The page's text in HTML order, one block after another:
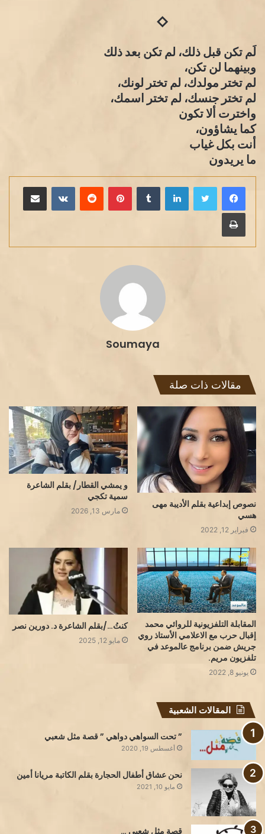
◇
لَم تكن قبل ذلك، لم تكن بعد ذلك
وبينهما لن تكن،
لم تختر مولدك، لم تختر لونك،
لم تختر جنسك، لم تختر اسمك،
واخترت ألا تكون
كما يشاؤون،
أنت بكل غياب
ما يريدون
لينكدإن بينتيريست مشاركة عبر البريد
طباعة
Soumaya
مقالات ذات صلة
نصوص إبداعية بقلم الأديبة مهى
هسي
فبراير 12, 2022
و يمشي القطار/ بقلم الشاعرة
سمية تكجي
مارس 13, 2026
المقابلة التلفزيونية للروائي محمد
إقبال حرب مع الاعلامي الأستاذ روي
جريش ضمن برنامج عالموعد في
تلفزيون مريم.
يونيو 8, 2022
كنتُ…/بقلم الشاعرة د. دورين نصر
مايو 12, 2025
المقالات الشعبية
” تحت السواهي دواهي ” قصة مثل شعبي
أغسطس 19, 2020
نحن عشاق أطفال الحجارة بقلم الكاتبة مريانا أمين
مايو 10, 2021
قصة مثل شعبي …